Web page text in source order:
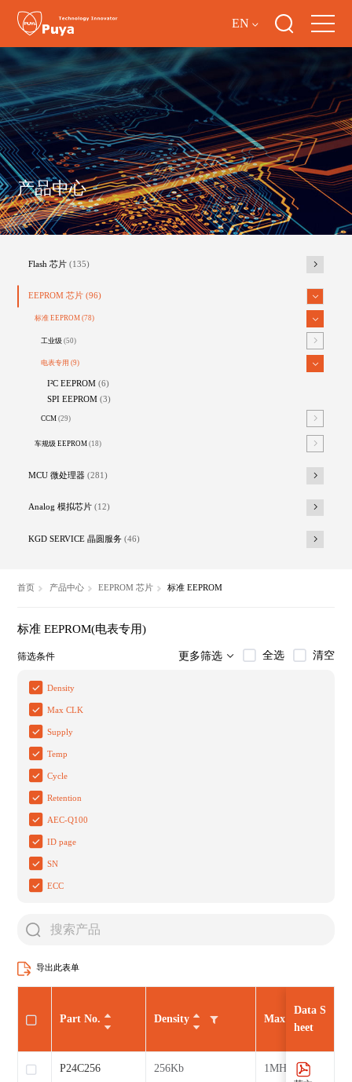
EN
产品中心
Flash 芯片 (135)
EEPROM 芯片 (96)
标准 EEPROM(78)
工业级(50)
电表专用(9)
I²C EEPROM(6)
SPI EEPROM(3)
CCM(29)
车规级 EEPROM(18)
MCU 微处理器 (281)
Analog 模拟芯片 (12)
KGD SERVICE 晶圆服务 (46)
首页 产品中心 EEPROM 芯片 标准 EEPROM
标准 EEPROM(电表专用)
筛选条件 更多筛选 全选 清空
Density
Max CLK
Supply
Temp
Cycle
Retention
AEC-Q100
ID page
SN
ECC
导出此表单
Density Max CLK
256Kb 1MHz
Part No.
P24C256
Data S
heet